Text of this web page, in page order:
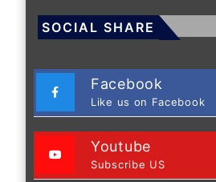
SOCIAL SHARE
Facebook
Like us on Facebook
Youtube
Subscribe US